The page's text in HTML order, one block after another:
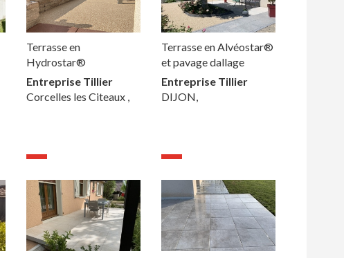
Terrasse en
Hydrostar®
Entreprise Tillier
Corcelles les Citeaux ,
Terrasse en Alvéostar®
et pavage dallage
Entreprise Tillier
DIJON,